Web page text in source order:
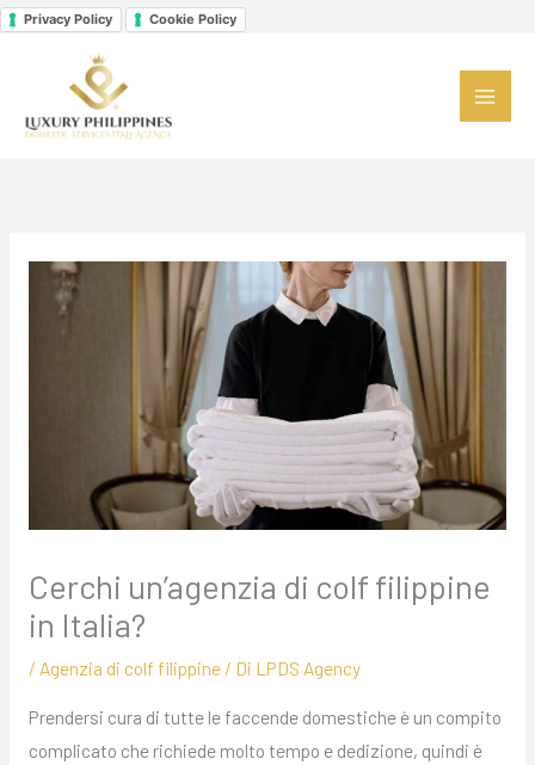
Privacy Policy Cookie Policy Vai
Cerchi un’agenzia di colf filippine
in Italia?
/ Agenzia di colf filippine/ Di LPDS Agency
Prendersi cura di tutte le faccende domestiche è un compito
complicato che richiede molto tempo e dedizione, quindi è
Facebook